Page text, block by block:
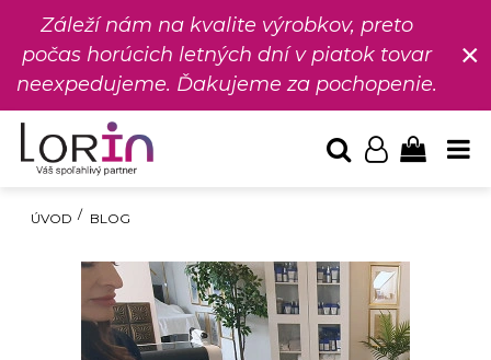
Záleží nám na kvalite výrobkov, preto
počas horúcich letných dní v piatok tovar
neexpedujeme. Ďakujeme za pochopenie.
×
ÚVOD BLOG